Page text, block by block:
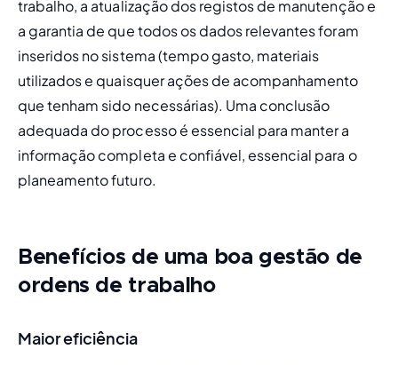
trabalho, a atualização dos registos de manutenção e
a garantia de que todos os dados relevantes foram
inseridos no sistema (tempo gasto, materiais
utilizados e quaisquer ações de acompanhamento
que tenham sido necessárias). Uma conclusão
adequada do processo é essencial para manter a
informação completa e confiável, essencial para o
planeamento futuro.
Benefícios de uma boa gestão de
ordens de trabalho
Maior eficiência